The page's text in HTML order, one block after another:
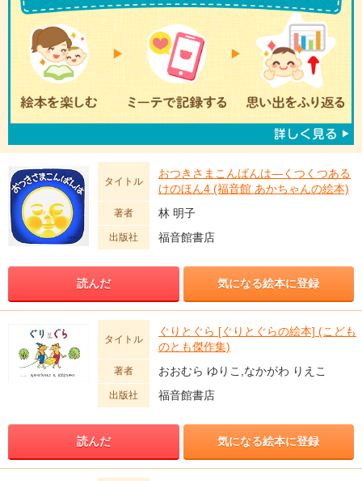
タイトル
おつきさまこんばんは―くつくつある
けのほん4 (福音館 あかちゃんの絵本)
著者 林 明子
出版社 福音館書店
読んだ 気になる絵本に登録
タイトル
ぐりとぐら [ぐりとぐらの絵本] (こども
のとも傑作集)
著者 おおむら ゆりこ,なかがわ りえこ
出版社 福音館書店
読んだ 気になる絵本に登録